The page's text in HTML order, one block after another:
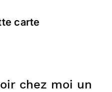
carte
chez moi un